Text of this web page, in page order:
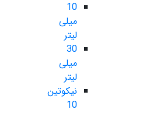
10
میلی
لیتر
30
میلی
لیتر
نیکوتین
10